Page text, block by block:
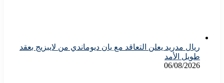
ريال مدريد يعلن التعاقد مع يان ديوماندي من لايبزيج بعقد
طويل الأمد
06/08/2026